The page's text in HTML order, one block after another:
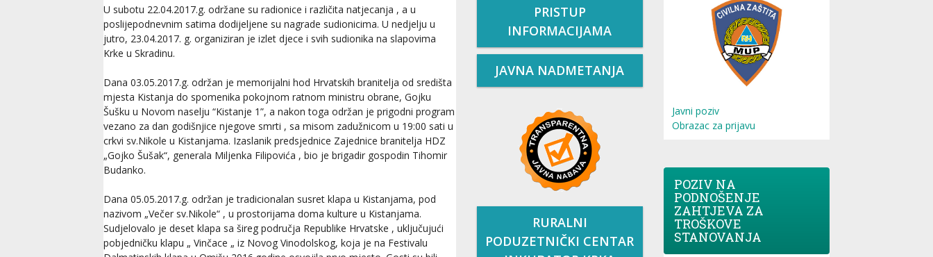
U subotu 22.04.2017.g. održane su radionice i različita natjecanja , a u
poslijepodnevnim satima dodijeljene su nagrade sudionicima. U nedjelju u
jutro, 23.04.2017. g. organiziran je izlet djece i svih sudionika na slapovima
Krke u Skradinu.
Dana 03.05.2017.g. održan je memorijalni hod Hrvatskih branitelja od središta
mjesta Kistanja do spomenika pokojnom ratnom ministru obrane, Gojku
Šušku u Novom naselju “Kistanje 1”, a nakon toga održan je prigodni program
vezano za dan godišnjice njegove smrti , sa misom zadužnicom u 19:00 sati u
crkvi sv.Nikole u Kistanjama. Izaslanik predsjednice Zajednice branitelja HDZ
„Gojko Šušak“, generala Miljenka Filipovića , bio je brigadir gospodin Tihomir
Budanko.
Dana 05.05.2017.g. održan je tradicionalan susret klapa u Kistanjama, pod
nazivom „Večer sv.Nikole“ , u prostorijama doma kulture u Kistanjama.
Sudjelovalo je deset klapa sa šireg područja Republike Hrvatske , uključujući
pobjedničku klapu „ Vinčace „ iz Novog Vinodolskog, koja je na Festivalu
PRISTUP
INFORMACIJAMA
JAVNA NADMETANJA
RURALNI
PODUZETNIČKI CENTAR
Javni poziv
Obrazac za prijavu
POZIV NA
PODNOŠENJE
ZAHTJEVA ZA
TROŠKOVE
STANOVANJA